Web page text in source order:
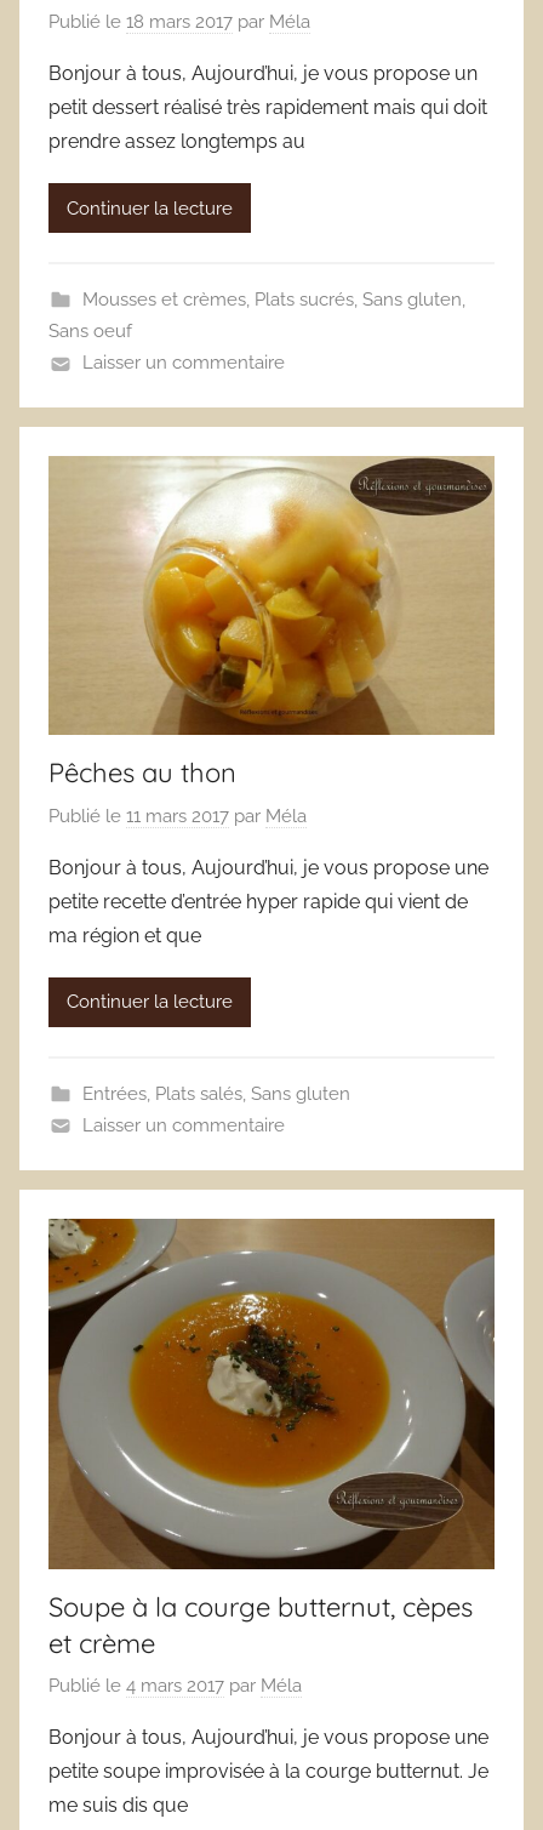
Publié le 18 mars 2017 par Méla
Bonjour à tous, Aujourd’hui, je vous propose un
petit dessert réalisé très rapidement mais qui doit
prendre assez longtemps au
Continuer la lecture
Mousses et crèmes, Plats sucrés, Sans gluten,
Sans oeuf
Laisser un commentaire
Pêches au thon
Publié le 11 mars 2017 par Méla
Bonjour à tous, Aujourd’hui, je vous propose une
petite recette d’entrée hyper rapide qui vient de
ma région et que
Continuer la lecture
Entrées, Plats salés, Sans gluten
Laisser un commentaire
Soupe à la courge butternut, cèpes
et crème
Publié le 4 mars 2017 par Méla
Bonjour à tous, Aujourd’hui, je vous propose une
petite soupe improvisée à la courge butternut. Je
me suis dis que